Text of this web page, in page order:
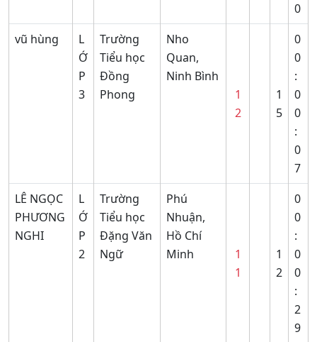
0
vũ hùng
L
Ớ
P
3
Trường
Tiểu học
Đồng
Phong
Nho
Quan,
Ninh Bình
1
2
1
5
0
0
:
0
0
:
0
7
LÊ NGỌC
PHƯƠNG
NGHI
L
Ớ
P
2
Trường
Tiểu học
Đặng Văn
Ngữ
Phú
Nhuận,
Hồ Chí
Minh
1
1
1
2
0
0
:
0
0
:
2
9